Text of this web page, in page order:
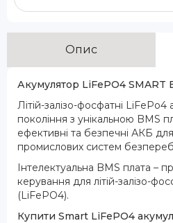
Опис
Акумулятор LiFePO4 SMART
Літій-залізо-фосфатні
покоління з унікальною BMS
ефективні та безпечні АКБ
промислових систем
Інтелектуальна BMS плата –
керування для літій-залізо-
(LiFePO4).
Купити Smart LiFePO4